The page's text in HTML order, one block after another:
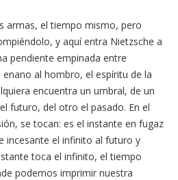
armas, el tiempo mismo, pero
y aquí entra Nietzsche a
pendiente empinada entre
al hombro, el espíritu de la
encuentra un umbral, de un
futuro, del otro el pasado. En el
se tocan: es el instante en fugaz
incesante el infinito al futuro y
toca el infinito, el tiempo
podemos imprimir nuestra